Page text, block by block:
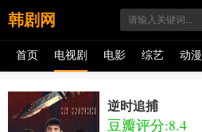
韩剧网
首页 电视剧 电影 综艺 动漫
逆时追捕
豆瓣评分:8.4